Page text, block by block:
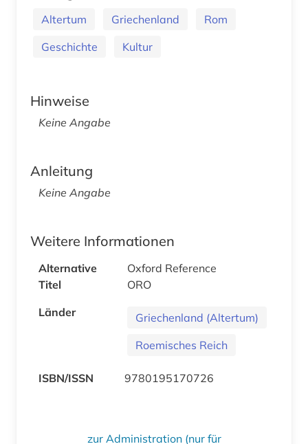
Altertum Griechenland
Rom
Geschichte
Kultur
Hinweise
Keine Angabe
Anleitung
Keine Angabe
Weitere Informationen
Alternative
Titel
Oxford Reference
ORO
Länder
Griechenland (Altertum)
Roemisches Reich
ISBN/ISSN 9780195170726
zur Administration (nur für